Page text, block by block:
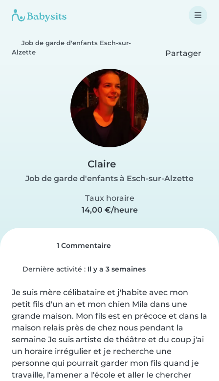
Job de garde d'enfants Esch-sur-
Alzette
Partager
Claire
Job de garde d'enfants à Esch-sur-Alzette
Taux horaire
14,00 €/heure
1 Commentaire
Dernière activité : Il y a 3 semaines
Je suis mère célibataire et j'habite avec mon
petit fils d'un an et mon chien Mila dans une
grande maison. Mon fils est en précoce et dans la
maison relais près de chez nous pendant la
semaine Je suis artiste de théâtre et du coup j'ai
un horaire irrégulier et je recherche une
personne qui pourrait garder mon fils quand je
travaille, l'amener a l'école et aller le chercher